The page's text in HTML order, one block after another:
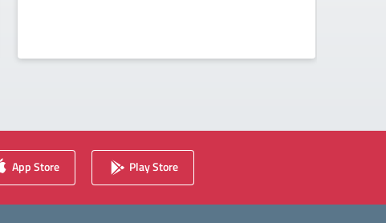
App Store Play Store